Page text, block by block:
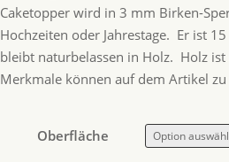
Caketopper wird in 3 mm Birken-
Hochzeiten oder Jahrestage. Er ist
bleibt naturbelassen in Holz. Holz
Merkmale können auf dem Artikel zu
Oberfläche